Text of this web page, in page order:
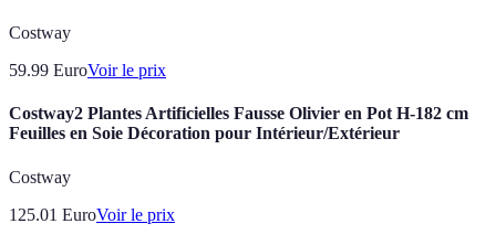
Costway
59.99 EuroVoir le prix
Costway2 Plantes Artificielles Fausse Olivier en Pot H-182 cm
Feuilles en Soie Décoration pour Intérieur/Extérieur
Costway
125.01 EuroVoir le prix